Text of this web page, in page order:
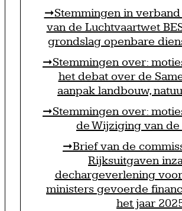
Stemmingen in
van de Luchtvaartwet
grondslag openbare
Stemmingen over:
het debat over de
aanpak landbouw,
Stemmingen over:
de Wijziging van
Brief van de
Rijksuitgaven
dechargeverlening
ministers gevoerde
het jaar